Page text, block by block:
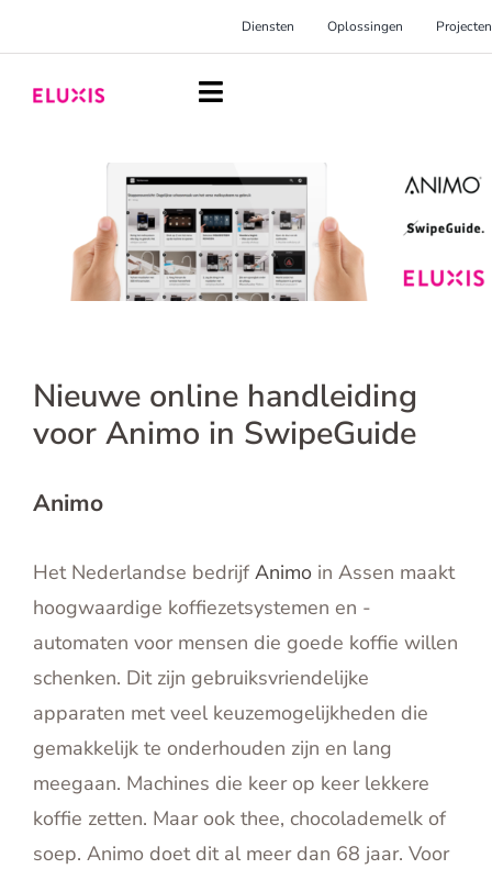
naar
inhoud
Diensten Oplossingen Projecten
Toggle
Diensten
Oplossingen
Inspiratie
Contact
Nieuwe online handleiding
voor Animo in SwipeGuide
Animo
Het Nederlandse bedrijf Animo in Assen maakt
hoogwaardige koffiezetsystemen en -
automaten voor mensen die goede koffie willen
schenken. Dit zijn gebruiksvriendelijke
apparaten met veel keuzemogelijkheden die
gemakkelijk te onderhouden zijn en lang
meegaan. Machines die keer op keer lekkere
koffie zetten. Maar ook thee, chocolademelk of
soep. Animo doet dit al meer dan 68 jaar. Voor